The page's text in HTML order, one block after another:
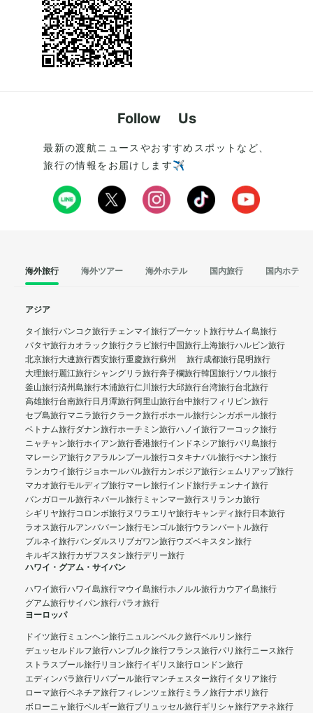
Follow Us
最新の渡航ニュースやおすすめスポットなど、
旅行の情報をお届けします✈️
海外旅行 海外ツアー 海外ホテル 国内旅行 国内ホテル
アジア
タイ旅行バンコク旅行チェンマイ旅行プーケット旅行サムイ島旅行
パタヤ旅行カオラック旅行クラビ旅行中国旅行上海旅行ハルビン旅行
北京旅行大連旅行西安旅行重慶旅行蘇州 旅行成都旅行昆明旅行
大理旅行麗江旅行シャングリラ旅行奔子欄旅行韓国旅行ソウル旅行
釜山旅行済州島旅行木浦旅行仁川旅行大邱旅行台湾旅行台北旅行
高雄旅行台南旅行日月潭旅行阿里山旅行台中旅行フィリピン旅行
セブ島旅行マニラ旅行クラーク旅行ボホール旅行シンガポール旅行
ベトナム旅行ダナン旅行ホーチミン旅行ハノイ旅行フーコック旅行
ニャチャン旅行ホイアン旅行香港旅行インドネシア旅行バリ島旅行
マレーシア旅行クアラルンプール旅行コタキナバル旅行ぺナン旅行
ランカウイ旅行ジョホールバル旅行カンボジア旅行シェムリアップ旅行
マカオ旅行モルディブ旅行マーレ旅行インド旅行チェンナイ旅行
バンガロール旅行ネパール旅行 ミャンマー旅行スリランカ旅行
シギリヤ旅行コロンボ旅行ヌワラエリヤ旅行キャンディ旅行日本旅行
ラオス旅行ルアンパバーン旅行モンゴル旅行ウランバートル旅行
ブルネイ旅行バンダルスリブガワン旅行ウズベキスタン旅行
キルギス旅行カザフスタン旅行デリー旅行
ハワイ・グアム・サイパン
ハワイ旅行ハワイ島旅行マウイ島旅行ホノルル旅行カウアイ島旅行
グアム旅行サイパン旅行パラオ旅行
ヨーロッパ
ドイツ旅行 ミュンヘン旅行ニュルンベルク旅行ベルリン旅行
デュッセルドルフ旅行ハンブルク旅行フランス旅行パリ旅行ニース旅行
ストラスブール旅行リヨン旅行イギリス旅行ロンドン旅行
エディンバラ旅行リバプール旅行マンチェスター旅行イタリア旅行
ローマ旅行ベネチア旅行フィレンツェ旅行 ミラノ旅行ナポリ旅行
ボローニャ旅行ベルギー旅行ブリュッセル旅行ギリシャ旅行アテネ旅行